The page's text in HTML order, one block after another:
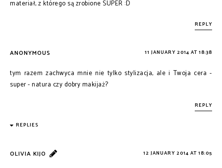
materiał, z którego są zrobione SUPER :D
REPLY
ANONYMOUS 11 JANUARY 2014 AT 18:38
tym razem zachwyca mnie nie tylko stylizacja, ale i Twoja cera -
super - natura czy dobry makijaż?
REPLY
REPLIES
OLIVIA KIJO 12 JANUARY 2014 AT 18:05